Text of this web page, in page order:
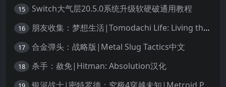
15 Switch大气层20.5.0系统升级软硬破通用教程
16 朋友收集：梦想生活|Tomodachi Life: Living the Dream中文
17 合金弹头：战略版|Metal Slug Tactics中文
18 杀手：赦免|Hitman: Absolution汉化